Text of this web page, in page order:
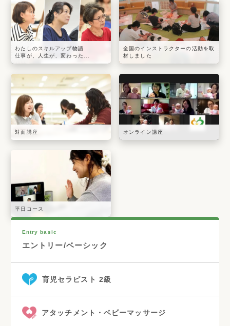
わたしのスキルアップ物語
仕事が、人生が、変わった...
全国のインストラクターの活動を取
材しました
対面講座 オンライン講座
平日コース
Entry basic
エントリー/ベーシック
育児セラピスト 2級
アタッチメント・ベビーマッサージ